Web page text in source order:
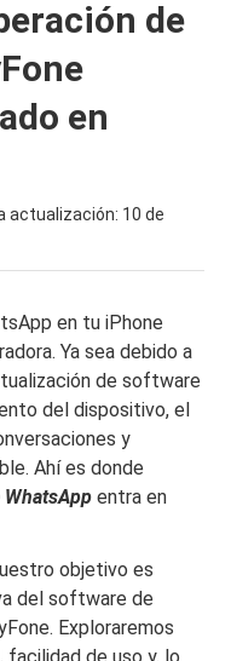
de
en
actualización: 10 de
en tu iPhone
Ya sea debido a
de software
del dispositivo, el
y
Ahí es donde
entra en
objetivo es
del software de
Exploraremos